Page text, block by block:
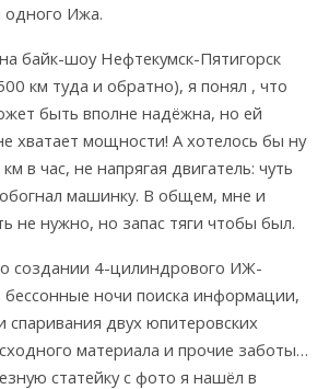
одного Ижа.
байк-шоу Нефтекумск-Пятигорск
км туда и обратно), я понял , что
быть вполне надёжна, но ей
хватает мощности! А хотелось бы ну
в час, не напрягая двигатель: чуть
машинку. В общем, мне и
не нужно, но запас тяги чтобы был.
о создании 4-цилиндрового ИЖ-
ночи поиска информации,
двух юпитеровских
материала и прочие заботы…
статейку с фото я нашёл в